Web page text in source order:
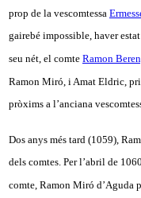
prop de la vescomtessa
gairebé impossible, haver
seu nét, el comte Ramon
Ramon Miró, i Amat Eldric,
pròxims a l’anciana
Dos anys més tard (1059),
dels comtes. Per l’abril de
comte, Ramon Miró d’Aguda